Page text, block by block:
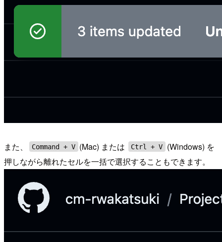
また、 Command + V (Mac) または Ctrl + V
(Windows) を
押しながら離れたセルを一括で選択することもできます。